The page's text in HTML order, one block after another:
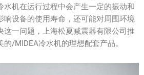
水机在运行过程中会产生一定的振动和
响设备的使用寿命，还可能对周围环境
这一问题，上海松夏减震器有限公司推
/MIDEA冷水机的理想配套产品。